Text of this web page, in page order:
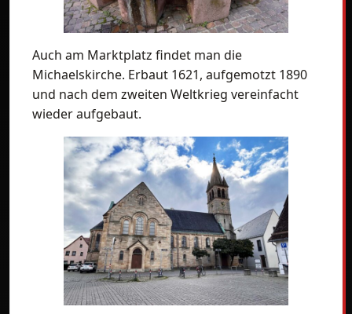
Auch am Marktplatz findet man die
Michaelskirche. Erbaut 1621, aufgemotzt 1890
und nach dem zweiten Weltkrieg vereinfacht
wieder aufgebaut.